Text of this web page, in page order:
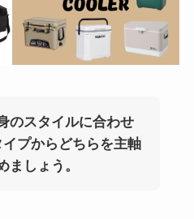
のスタイルに合わせ
プからどちらを主軸
ましょう。